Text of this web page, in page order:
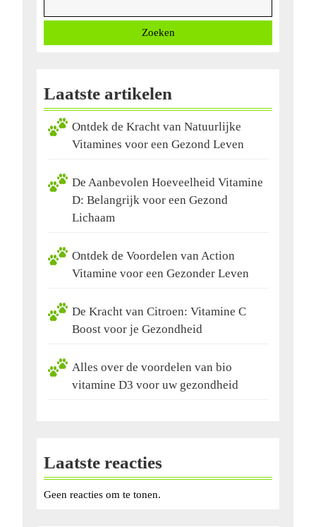
Zoeken
Laatste artikelen
Ontdek de Kracht van Natuurlijke
Vitamines voor een Gezond Leven
De Aanbevolen Hoeveelheid Vitamine
D: Belangrijk voor een Gezond
Lichaam
Ontdek de Voordelen van Action
Vitamine voor een Gezonder Leven
De Kracht van Citroen: Vitamine C
Boost voor je Gezondheid
Alles over de voordelen van bio
vitamine D3 voor uw gezondheid
Laatste reacties
Geen reacties om te tonen.